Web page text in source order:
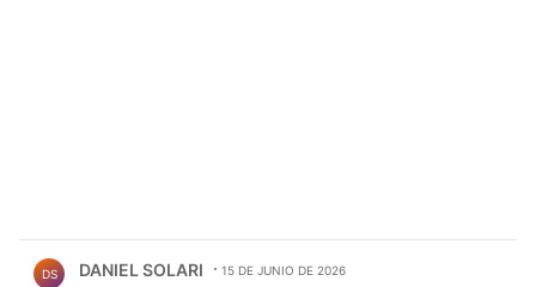
DS DANIEL SOLARI 15 DE JUNIO DE 2026